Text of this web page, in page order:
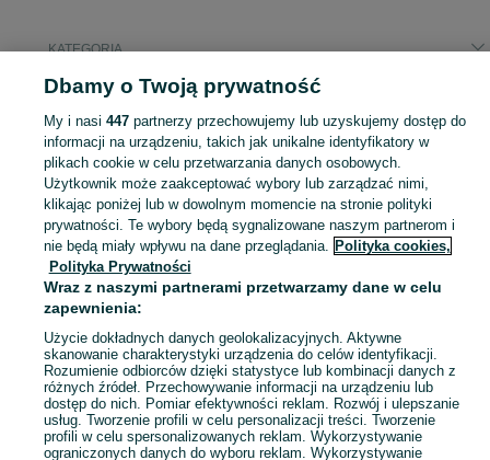
KATEGORIA
Popularne wyszukiwania
frytkownica gastronomiczna
Sprzedaż frytownic gastronomicznych w Polsce ▶️ Nowe i używane oferty ✅ Szeroki wybór w najlepszych cenach ✌ Przeglądaj ogłoszenia online na OLX.pl! Zobacz
Mapa kategorii
Mapa miejscowości
Mapa ministron
Popularne wyszukiwania
Dbamy o Twoją prywatność
My i nasi 447partnerzy przechowujemy lub uzyskujemy dostęp do
informacji na urządzeniu, takich jak unikalne identyfikatory w
plikach cookie w celu przetwarzania danych osobowych.
Użytkownik może zaakceptować wybory lub zarządzać nimi,
klikając poniżej lub w dowolnym momencie na stronie polityki
prywatności. Te wybory będą sygnalizowane naszym partnerom i
nie będą miały wpływu na dane przeglądania. Polityka cookies,
Polityka Prywatności
Wraz z naszymi partnerami przetwarzamy dane w celu
zapewnienia:
Użycie dokładnych danych geolokalizacyjnych. Aktywne
skanowanie charakterystyki urządzenia do celów identyfikacji.
Rozumienie odbiorców dzięki statystyce lub kombinacji danych z
różnych źródeł. Przechowywanie informacji na urządzeniu lub
dostęp do nich. Pomiar efektywności reklam. Rozwój i ulepszanie
usług. Tworzenie profili w celu personalizacji treści. Tworzenie
profili w celu spersonalizowanych reklam. Wykorzystywanie
ograniczonych danych do wyboru reklam. Wykorzystywanie